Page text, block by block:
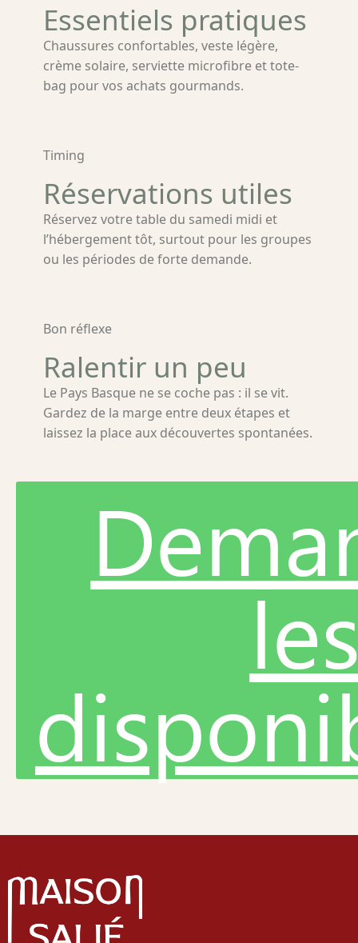
Essentiels pratiques
Chaussures confortables, veste légère,
crème solaire, serviette microfibre et tote-
bag pour vos achats gourmands.
Timing
Réservations utiles
Réservez votre table du samedi midi et
l’hébergement tôt, surtout pour les groupes
ou les périodes de forte demande.
Bon réflexe
Ralentir un peu
Le Pays Basque ne se coche pas : il se vit.
Gardez de la marge entre deux étapes et
laissez la place aux découvertes spontanées.